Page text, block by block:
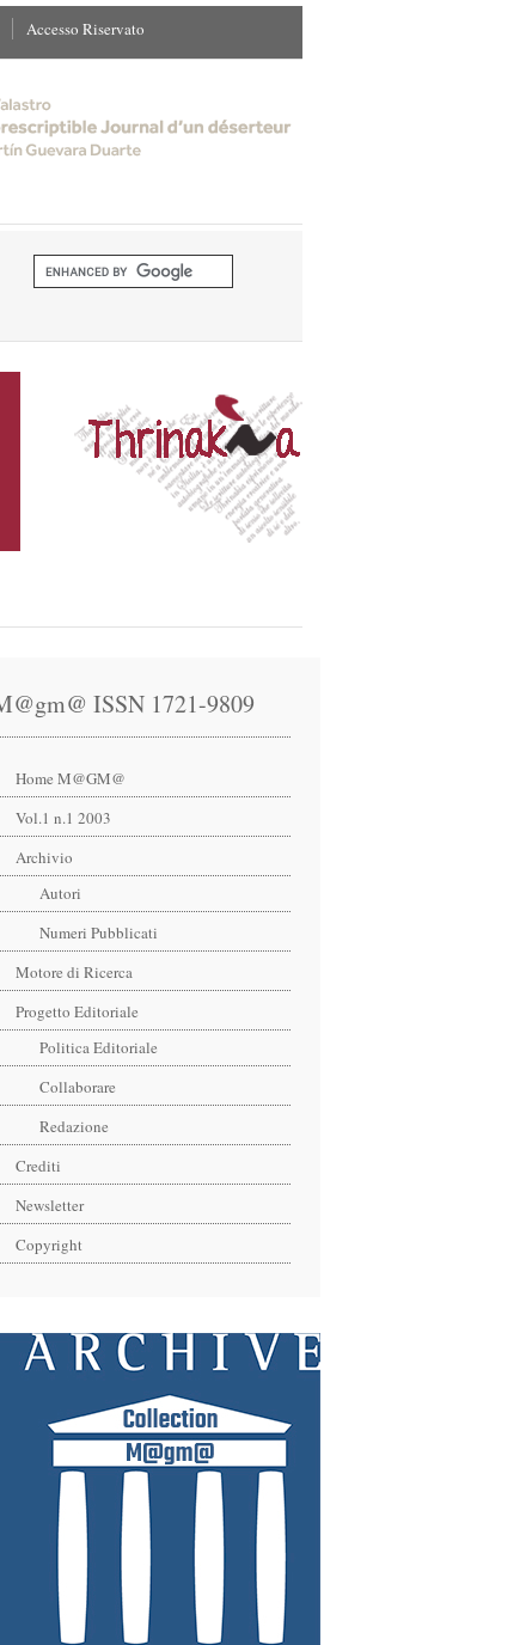
Accesso Riservato
M@gm@ ISSN 1721-9809
Autori
Motore di Ricerca
Progetto Editoriale
Politica Editoriale
Collaborare
Redazione
Crediti
Newsletter
Copyright